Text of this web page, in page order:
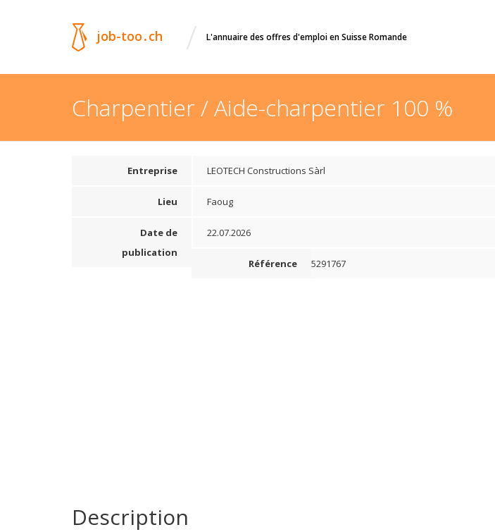
job-too.ch / L'annuaire des offres d'emploi en Suisse Romande
Charpentier / Aide-charpentier 100 %
Entreprise LEOTECH Constructions Sàrl
Lieu Faoug
Date de
publication
22.07.2026
Référence 5291767
Description